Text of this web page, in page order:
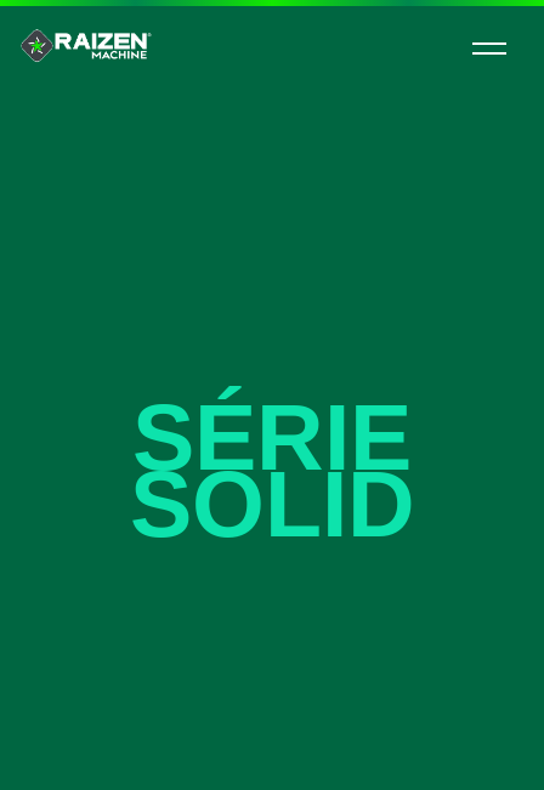
SÉRIE
SOLID